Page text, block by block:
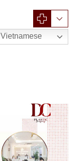
Vietnamese